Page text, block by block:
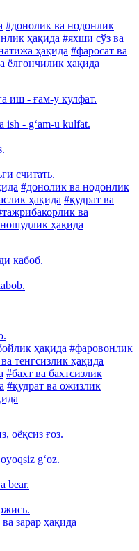
#донолик ва нодонлик
ҳақида #яхши сўз ва
ҳақида #фаросат ва
ёлғончилик ҳақида
иш - ғам-у кулфат.
ish - g‘am-u kulfat.
считать.
#донолик ва нодонлик
ҳақида #қудрат ва
ва
ҳақида
кабоб.
ҳақида #фаровонлик
тенгсизлик ҳақида
#бахт ва бахтсизлик
#қудрат ва ожизлик
оёқсиз ғоз.
g‘oz.
bear.
зарар ҳақида